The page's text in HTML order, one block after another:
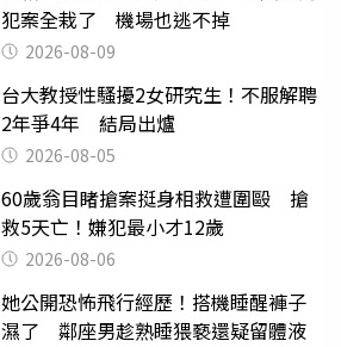
犯案全栽了 機場也逃不掉
2026-08-09
台大教授性騷擾2女研究生！不服解聘
2年爭4年 結局出爐
2026-08-05
60歲翁目睹搶案挺身相救遭圍毆 搶
救5天亡！嫌犯最小才12歲
2026-08-06
她公開恐怖飛行經歷！搭機睡醒褲子
濕了 鄰座男趁熟睡猥褻還疑留體液